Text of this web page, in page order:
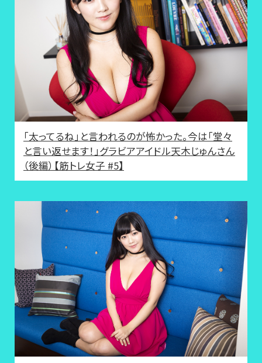
「太ってるね」と言われるのが怖かった。今は「堂々
と言い返せます！」グラビアアイドル天木じゅんさん
（後編）【筋トレ女子 #5】